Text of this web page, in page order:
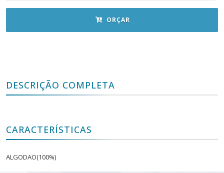
ORÇAR
DESCRIÇÃO COMPLETA
CARACTERÍSTICAS
ALGODAO(100%)